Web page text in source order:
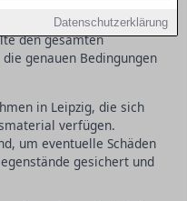
Datenschutzerklärung
in
den gesamten
genauen Bedingungen
in Leipzig, die sich
verfügen.
um eventuelle Schäden
gesichert und